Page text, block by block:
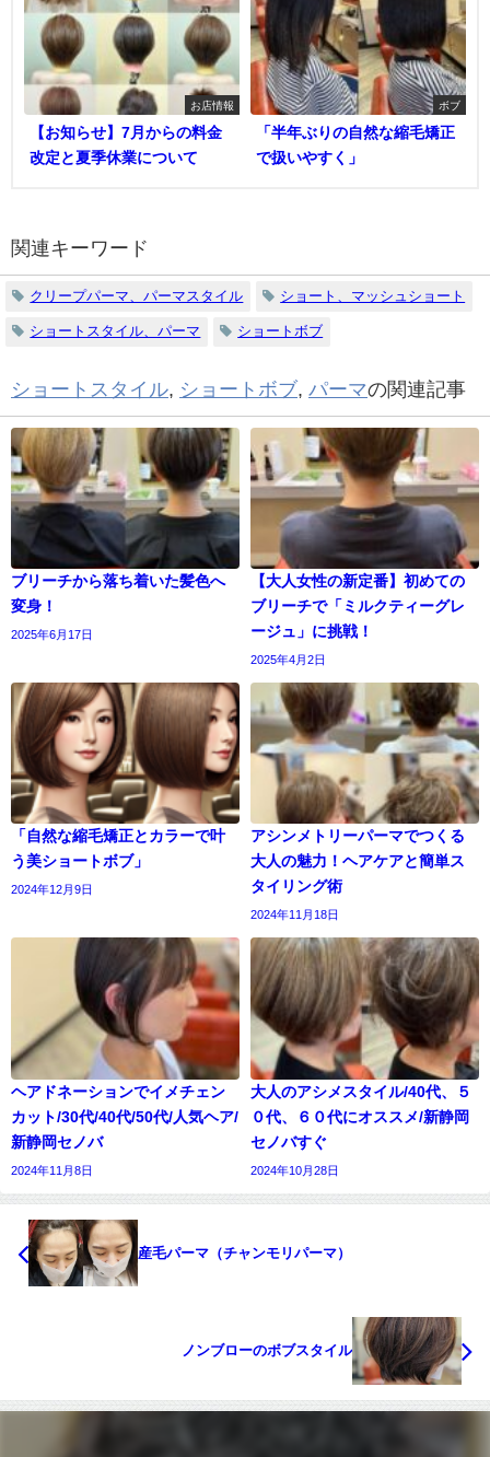
お店情報
【お知らせ】7月からの料金
改定と夏季休業について
ボブ
「半年ぶりの自然な縮毛矯正
で扱いやすく」
関連キーワード
クリープパーマ、パーマスタイル ショート、マッシュショート
ショートスタイル、パーマ ショートボブ
ショートスタイル, ショートボブ, パーマの関連記事
ブリーチから落ち着いた髪色へ
変身！
2025年6月17日
【大人女性の新定番】初めての
ブリーチで「ミルクティーグレ
ージュ」に挑戦！
2025年4月2日
「自然な縮毛矯正とカラーで叶
う美ショートボブ」
2024年12月9日
アシンメトリーパーマでつくる
大人の魅力！ヘアケアと簡単ス
タイリング術
2024年11月18日
ヘアドネーションでイメチェン
カット/30代/40代/50代/人気ヘア/
新静岡セノバ
2024年11月8日
大人のアシメスタイル/40代、５
０代、６０代にオススメ/新静岡
セノバすぐ
2024年10月28日
産毛パーマ（チャンモリパーマ）
ノンブローのボブスタイル